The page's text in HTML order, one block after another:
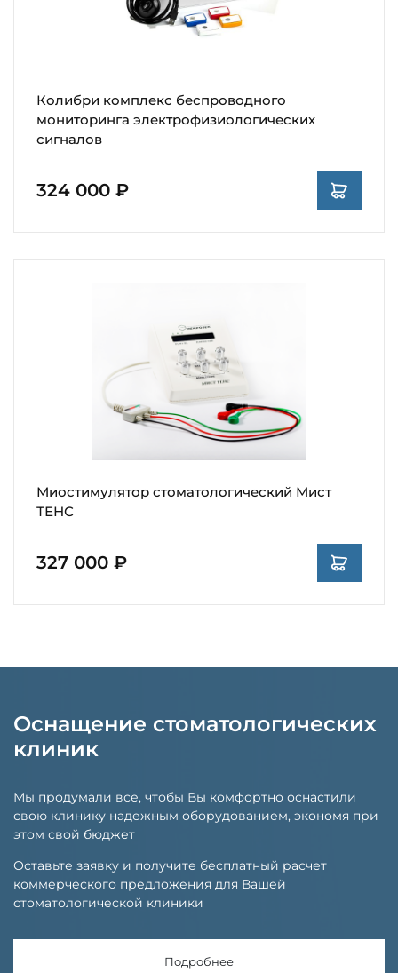
Колибри комплекс беспроводного
мониторинга электрофизиологических
сигналов
324 000 ₽
Миостимулятор стоматологический Мист
ТЕНС
327 000 ₽
Оснащение стоматологических
клиник
Мы продумали все, чтобы Вы комфортно оснастили
свою клинику надежным оборудованием, экономя при
этом свой бюджет
Оставьте заявку и получите бесплатный расчет
коммерческого предложения для Вашей
стоматологической клиники
Подробнее